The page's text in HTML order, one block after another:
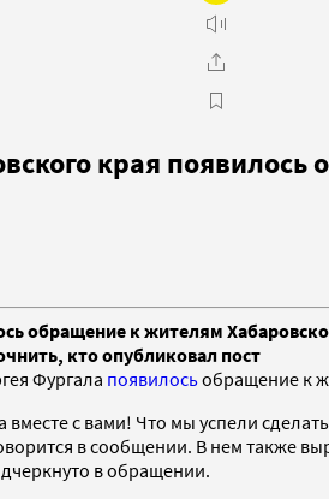
края
обращение к жителям
кто опубликовал пост
Фургала появилосьобращение к
с вами! Что мы успели
в сообщении. В нем также
в обращении.